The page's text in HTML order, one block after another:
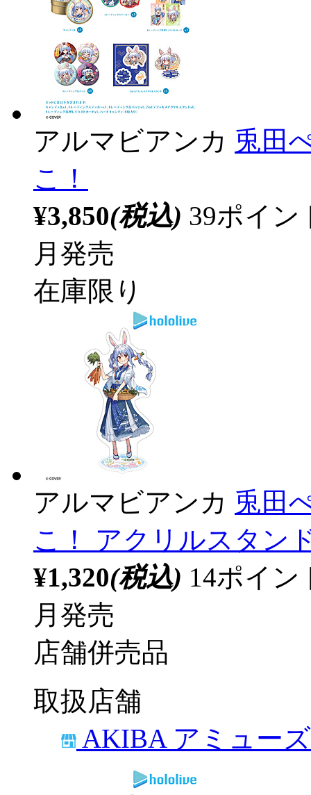
アルマビアンカ 兎田
こ！
¥3,850(税込) 39ポイ
月発売
在庫限り
アルマビアンカ 兎田
こ！ アクリルスタン
¥1,320(税込) 14ポイ
月発売
店舗併売品
取扱店舗
AKIBA アミュー